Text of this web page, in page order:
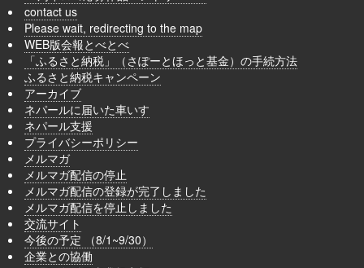
contact us
Please wait, redirecting to the map
WEB版会報とべとべ
「ふるさと納税」（さぽーとほっと基金）の手続方法
ふるさと納税キャンペーン
アーカイブ
ネパールに届いた車いす
ネパール支援
プライバシーポリシー
メルマガ
メルマガ配信の停止
メルマガ配信の登録が完了しました
メルマガ配信を停止しました
交流サイト
今後の予定 （8/1~9/30）
企業との協働